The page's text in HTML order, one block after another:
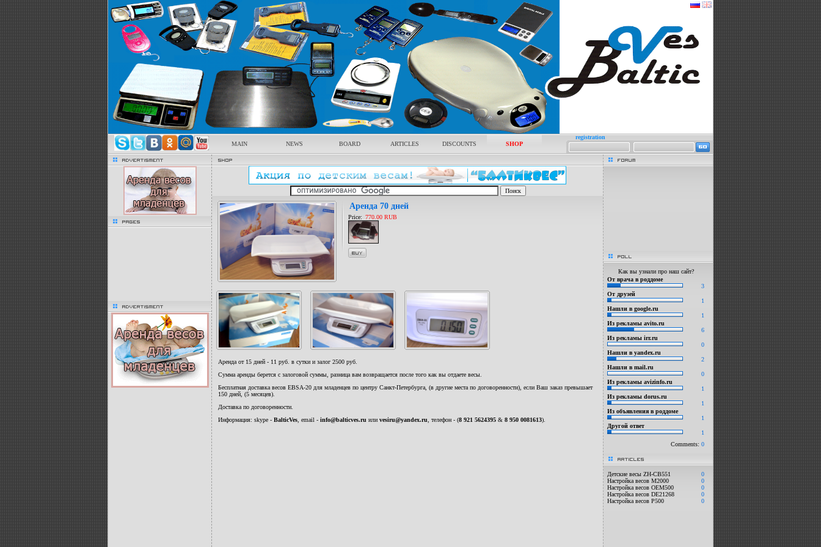
MAIN NEWS BOARD ARTICLES DISCOUNTS SHOP
registration
advertisment
pages
advertisment
Shop
Аренда 70 дней
Price: 770.00 RUB
buy
Аренда от 15 дней - 11 руб. в сутки и залог 2500 руб.
Сумма аренды берется с залоговой суммы, разница вам возвращается после того как вы отдаете весы.
Бесплатная доставка весов EBSA-20 для младенцев по центру Санкт-Петербурга, (в другие места по договоренности), если Ваш заказ превышает
150 дней, (5 месяцев).
Доставка по договоренности.
Информация: skype - BalticVes , email - info@balticves.ru или vesiru@yandex.ru , телефон - (8 921 5624395 & 8 950 0081613).
forum
poll
Как вы узнали про наш сайт?
От врача в роддоме
3
От друзей
1
Нашли в google.ru
1
Из рекламы avito.ru
6
Из рекламы irr.ru
0
Нашли в yandex.ru
2
Нашли в mail.ru
0
Из рекламы avizinfo.ru
1
Из рекламы dorus.ru
1
Из объявления в роддоме
1
Другой ответ
1
Comments: 0
articles
Детские весы ZH-CB551
0
Настройка весов M2000
0
Настройка весов OEM500
0
Настройка весов DE21268
0
Настройка весов P500
0